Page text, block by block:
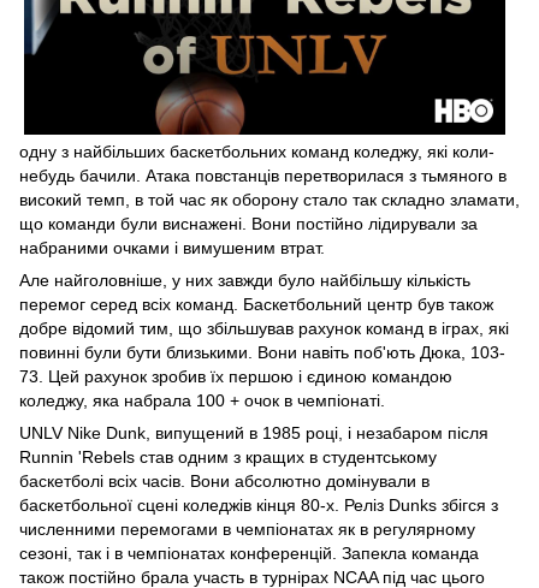
одну з найбільших баскетбольних команд коледжу, які коли-
небудь бачили. Атака повстанців перетворилася з тьмяного в
високий темп, в той час як оборону стало так складно зламати,
що команди були виснажені. Вони постійно лідирували за
набраними очками і вимушеним втрат.
Але найголовніше, у них завжди було найбільшу кількість
перемог серед всіх команд. Баскетбольний центр був також
добре відомий тим, що збільшував рахунок команд в іграх, які
повинні були бути близькими. Вони навіть поб'ють Дюка, 103-
73. Цей рахунок зробив їх першою і єдиною командою
коледжу, яка набрала 100 + очок в чемпіонаті.
UNLV Nike Dunk, випущений в 1985 році, і незабаром після
Runnin 'Rebels став одним з кращих в студентському
баскетболі всіх часів. Вони абсолютно домінували в
баскетбольної сцені коледжів кінця 80-х. Реліз Dunks збігся з
численними перемогами в чемпіонатах як в регулярному
сезоні, так і в чемпіонатах конференцій. Запекла команда
також постійно брала участь в турнірах NCAA під час цього